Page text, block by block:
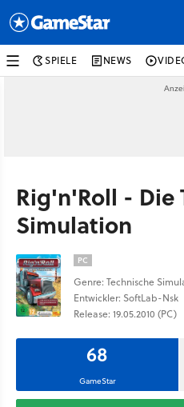
SPIELE NEWS
Rig'n'Roll - Die
Simulation
PC
Genre: Technische
Entwickler: SoftLab-Nsk
Release: 19.05.2010 (PC)
68
GameStar